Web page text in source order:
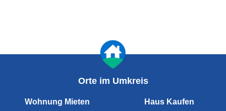
Orte im Umkreis
Wohnung Mieten Haus Kaufen